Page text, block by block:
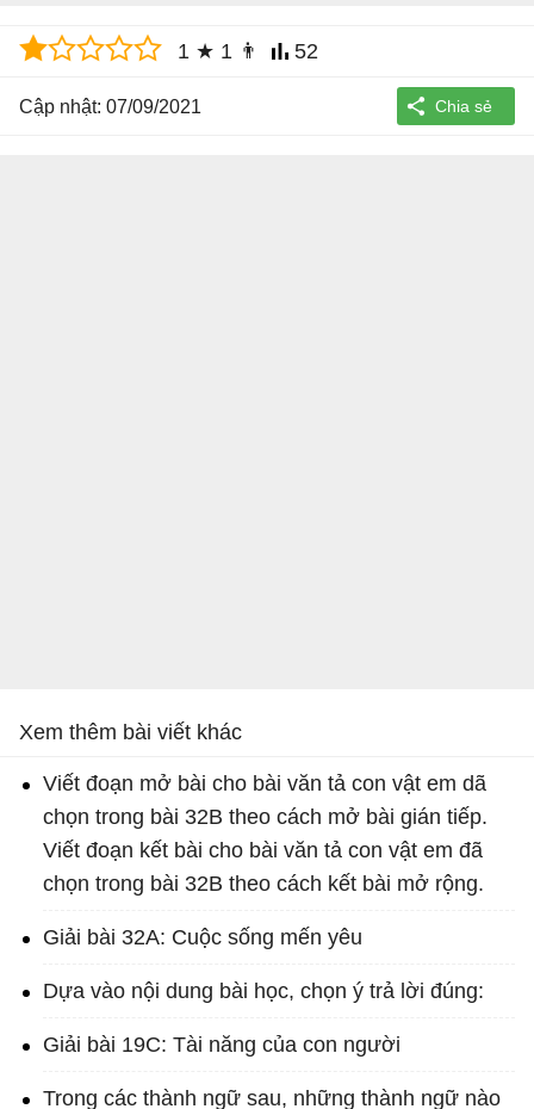
1 ★ 1 👨 52
Cập nhật: 07/09/2021
Xem thêm bài viết khác
Viết đoạn mở bài cho bài văn tả con vật em dã
chọn trong bài 32B theo cách mở bài gián tiếp.
Viết đoạn kết bài cho bài văn tả con vật em đã
chọn trong bài 32B theo cách kết bài mở rộng.
Giải bài 32A: Cuộc sống mến yêu
Dựa vào nội dung bài học, chọn ý trả lời đúng:
Giải bài 19C: Tài năng của con người
Trong các thành ngữ sau, những thành ngữ nào